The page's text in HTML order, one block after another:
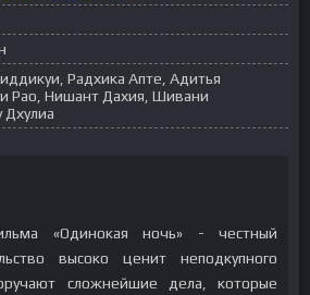
Радхика Апте, Адитья
Рао, Нишант Дахия, Шивани
Дхулиа
«Одинокая ночь» - честный
высоко ценит неподкупного
сложнейшие дела, которые